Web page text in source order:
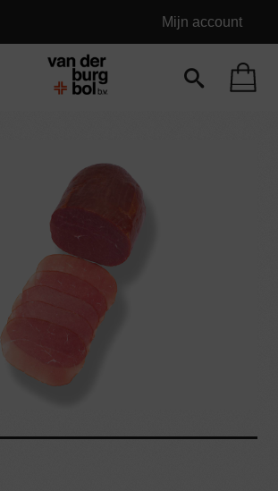
Mijn account